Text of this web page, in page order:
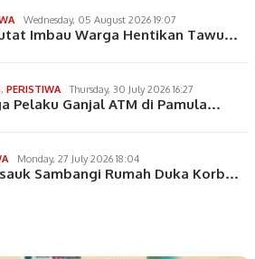
Wednesday, 05 August 2026 19:07
Imbau Warga Hentikan Tawu…
, PERISTIWA Thursday, 30 July 2026 16:27
Pelaku Ganjal ATM di Pamula…
Monday, 27 July 2026 18:04
Sambangi Rumah Duka Korb…